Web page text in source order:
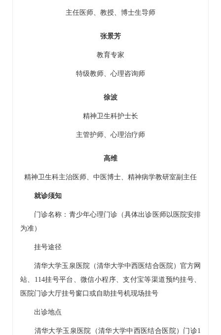
主任医师、教授、博士生导师
张景芳
教育专家
特级教师、心理咨询师
徐波
精神卫生科护士长
主管护师、心理治疗师
高维
精神卫生科主治医师、中医博士、精神病学教研室副主任
就诊须知
门诊名称：青少年心理门诊（具体出诊医师以医院安排
为准）
挂号途径
清华大学玉泉医院（清华大学中西医结合医院）官方网
站、114挂号平台、微信小程序、支付宝等渠道预约挂号、
医院门诊大厅挂号窗口或自助挂号机现场挂号
出诊地点
清华大学玉泉医院（清华大学中西医结合医院）门诊1